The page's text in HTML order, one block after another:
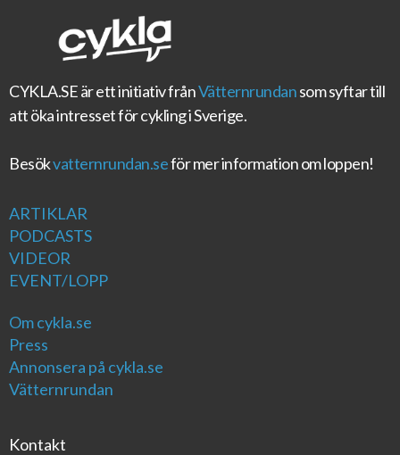
CYKLA.SEär ett initiativ frånVätternrundansom syftar till
att öka intresset för cykling i Sverige.
Besökvatternrundan.seför mer information om loppen!
ARTIKLAR
PODCASTS
VIDEOR
EVENT/LOPP
Om cykla.se
Press
Annonsera på cykla.se
Vätternrundan
Kontakt